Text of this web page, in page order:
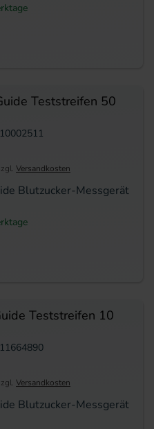
Teststreifen 50
Blutzucker-Messgerät
Versandkosten
Teststreifen 10
Blutzucker-Messgerät
Versandkosten